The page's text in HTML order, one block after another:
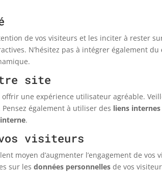
de vos visiteurs et les inciter à rester
N’hésitez pas à intégrer également du
site
une expérience utilisateur agréable.
également à utiliser des liens internes
.
visiteurs
moyen d’augmenter l’engagement de
sur lesdonnées personnelles de vos